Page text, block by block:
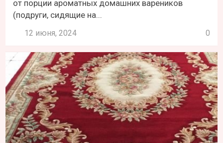
от порции ароматных домашних вареников
(подруги, сидящие на...
12 июня, 2024 0